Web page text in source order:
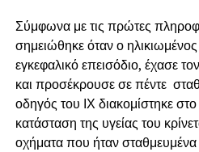
Σύμφωνα με τις πρώτες
σημειώθηκε όταν ο
εγκεφαλικό επεισόδιο, έχασε
και προσέκρουσε σε πέντε
οδηγός του ΙΧ διακομίστηκε
κατάσταση της υγείας του
οχήματα που ήταν σταθμευμένα